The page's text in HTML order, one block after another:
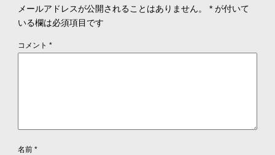
メールアドレスが公開されることはありません。 *が付いて
いる欄は必須項目です
コメント *
名前 *